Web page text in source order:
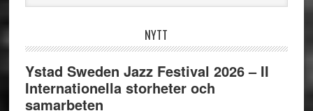
webbplatsen
NYTT
Ystad Sweden Jazz Festival 2026 – II
Internationella storheter och
samarbeten